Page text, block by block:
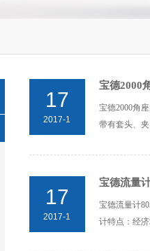
17
2017-1
宝德2000
宝德2000角
带有套头、
17
2017-1
宝德流量
宝德流量计
计特点：经